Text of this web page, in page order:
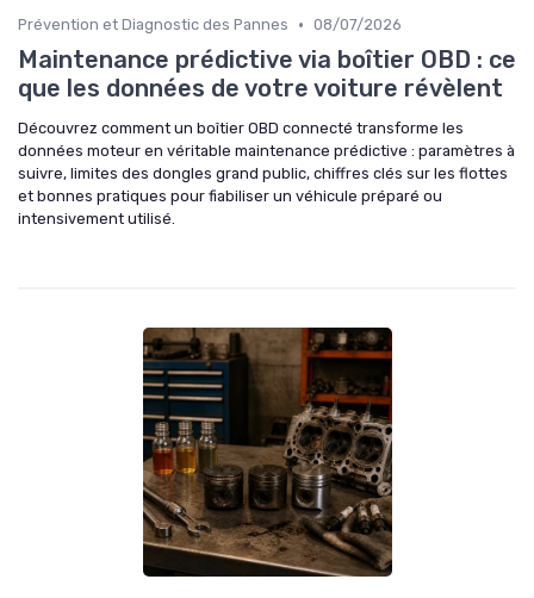
Prévention et Diagnostic des Pannes • 08/07/2026
Maintenance prédictive via boîtier OBD : ce
que les données de votre voiture révèlent
Découvrez comment un boîtier OBD connecté transforme les
données moteur en véritable maintenance prédictive : paramètres à
suivre, limites des dongles grand public, chiffres clés sur les flottes
et bonnes pratiques pour fiabiliser un véhicule préparé ou
intensivement utilisé.